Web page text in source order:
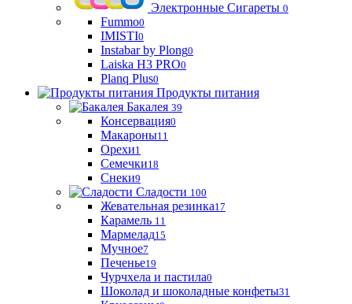
Электронные Сигареты 0
Fummo0
IMISTI0
Instabar by Plong0
Laiska H3 PRO0
Planq Plus0
Продукты питания
Бакалея 39
Консервация0
Макароны11
Орехи1
Семечки18
Снеки9
Сладости 100
Жевательная резинка17
Карамель 11
Мармелад15
Мучное7
Печенье19
Чурчхела и пастила0
Шоколад и шоколадные конфеты31